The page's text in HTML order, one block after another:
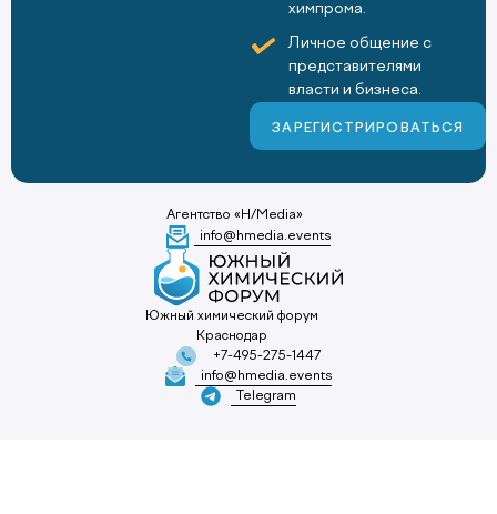
химпрома.
Личное общение с
представителями
власти и бизнеса.
ЗАРЕГИСТРИРОВАТЬСЯ
Агентство «H/Media»
info@hmedia.events
Южный химический форум
Краснодар
+7-495-275-1447
info@hmedia.events
Telegram